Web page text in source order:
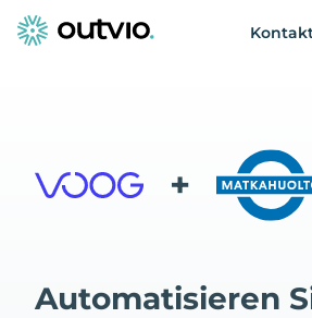
+
Automatisieren